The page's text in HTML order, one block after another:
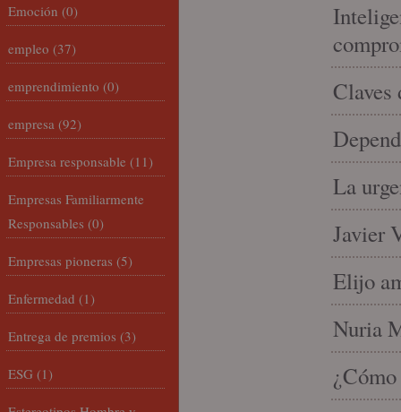
Claves
La
Javier
Elijo
Nuria
Emoción (0)
empleo (37)
emprendimiento (0)
empresa (92)
Empresa responsable (11)
Empresas Familiarmente
Responsables (0)
Empresas pioneras (5)
Enfermedad (1)
Entrega de premios (3)
ESG (1)